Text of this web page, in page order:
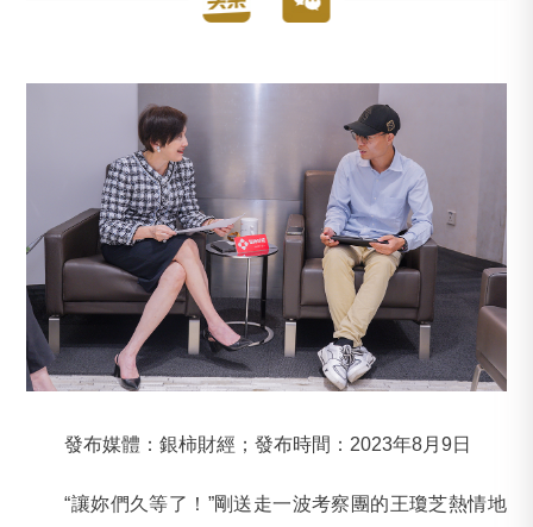
發布媒體：銀柿財經；發布時間：2023年8月9日
“讓妳們久等了！”剛送走一波考察團的王瓊芝熱情地